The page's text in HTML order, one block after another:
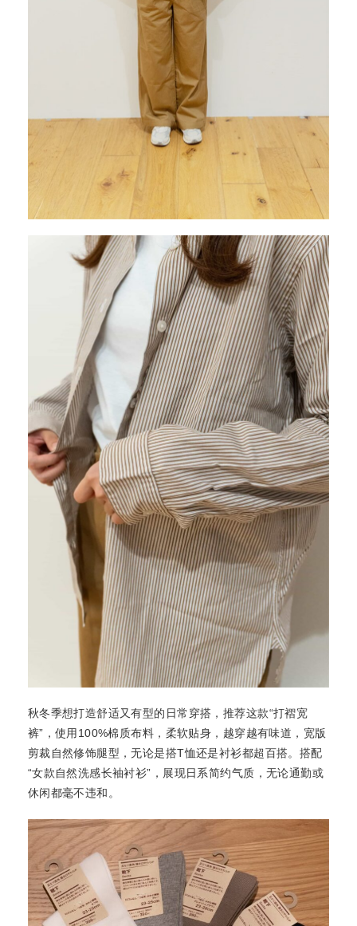
秋冬季想打造舒适又有型的日常穿搭，推荐这款“打褶宽
裤”，使用100%棉质布料，柔软贴身，越穿越有味道，宽版
剪裁自然修饰腿型，无论是搭T恤还是衬衫都超百搭。搭配
“女款自然洗感长袖衬衫”，展现日系简约气质，无论通勤或
休闲都毫不违和。